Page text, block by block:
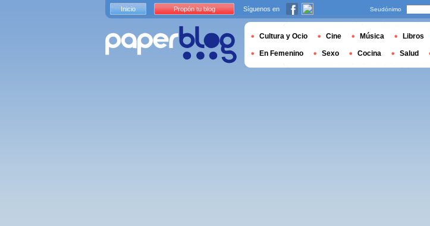
Inicio Propón tu blog Síguenos en Seudónimo
Cultura y Ocio Cine Música Libros
En Femenino Sexo Cocina Salud